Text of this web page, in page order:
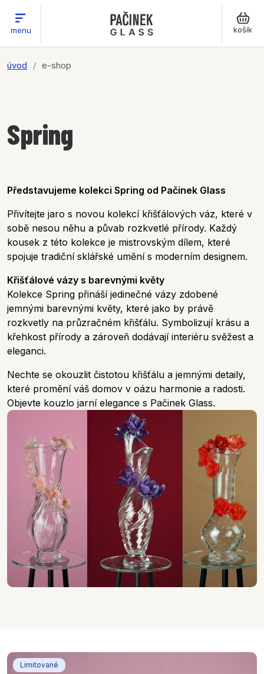
menu košík
úvod e-shop
Spring
Představujeme kolekci Spring od Pačinek Glass
Přivítejte jaro s novou kolekcí křišťálových váz, které v
sobě nesou něhu a půvab rozkvetlé přírody. Každý
kousek z této kolekce je mistrovským dílem, které
spojuje tradiční sklářské umění s moderním designem.
Křišťálové vázy s barevnými květy
Kolekce Spring přináší jedinečné vázy zdobené
jemnými barevnými květy, které jako by právě
rozkvetly na průzračném křišťálu. Symbolizují krásu a
křehkost přírody a zároveň dodávají interiéru svěžest a
eleganci.
Nechte se okouzlit čistotou křišťálu a jemnými detaily,
které promění váš domov v oázu harmonie a radosti.
Objevte kouzlo jarní elegance s Pačinek Glass.
Limitované